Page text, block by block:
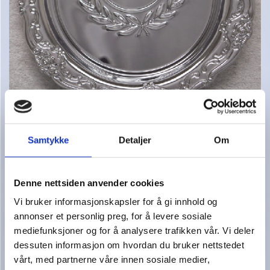
Samtykke Detaljer Om
Denne nettsiden anvender cookies
Vi bruker informasjonskapsler for å gi innhold og
annonser et personlig preg, for å levere sosiale
mediefunksjoner og for å analysere trafikken vår. Vi deler
dessuten informasjon om hvordan du bruker nettstedet
vårt, med partnerne våre innen sosiale medier,
SL-41 Ø-180MM TILBUD KR. 139,00
FAT I 4 STØRRELSER